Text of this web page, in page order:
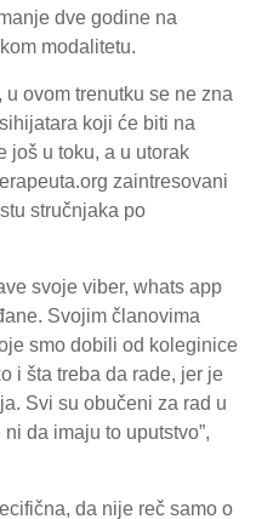
dve godine na
modalitetu.
ovom trenutku se ne zna
koji će biti na
još u toku, a u utorak
zaintresovani
stručnjaka po
svoje viber, whats app
Svojim članovima
smo dobili od koleginice
i šta treba da rade, jer je
Svi su obučeni za rad u
da imaju to uputstvo”,
da nije reč samo o